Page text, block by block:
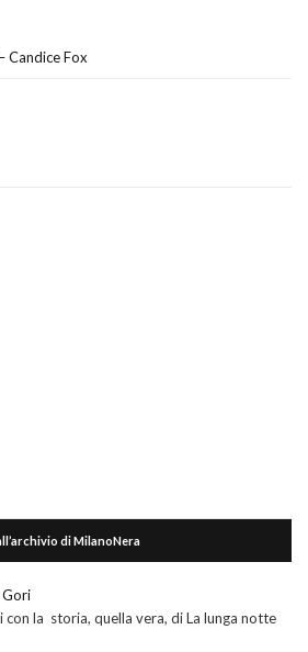
Candice Fox
di MilanoNera
Gori
la storia, quella vera, di La lunga notte